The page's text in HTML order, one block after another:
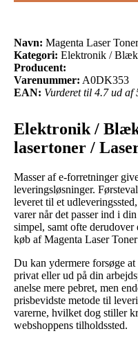
Navn: Magenta Laser
Kategori: Elektronik /
Producent:
Varenummer: A0DK353
EAN: Vurderet til 4.7 ud af
Elektronik /
lasertoner /
Masser af e-forretninger
leveringsløsninger.
leveret til et
varer når det passer ind i
simpel, samt ofte
køb af Magenta Laser
Du kan ydermere forsøge
privat eller ud på din
anelse mere pebret, men
prisbevidste metode til
varerne, hvilket dog stiller
webshoppens tilholdssted.